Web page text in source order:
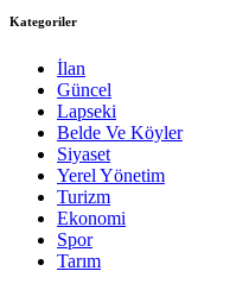
Kategoriler
İlan
Güncel
Lapseki
Belde Ve Köyler
Siyaset
Yerel Yönetim
Turizm
Ekonomi
Spor
Tarım